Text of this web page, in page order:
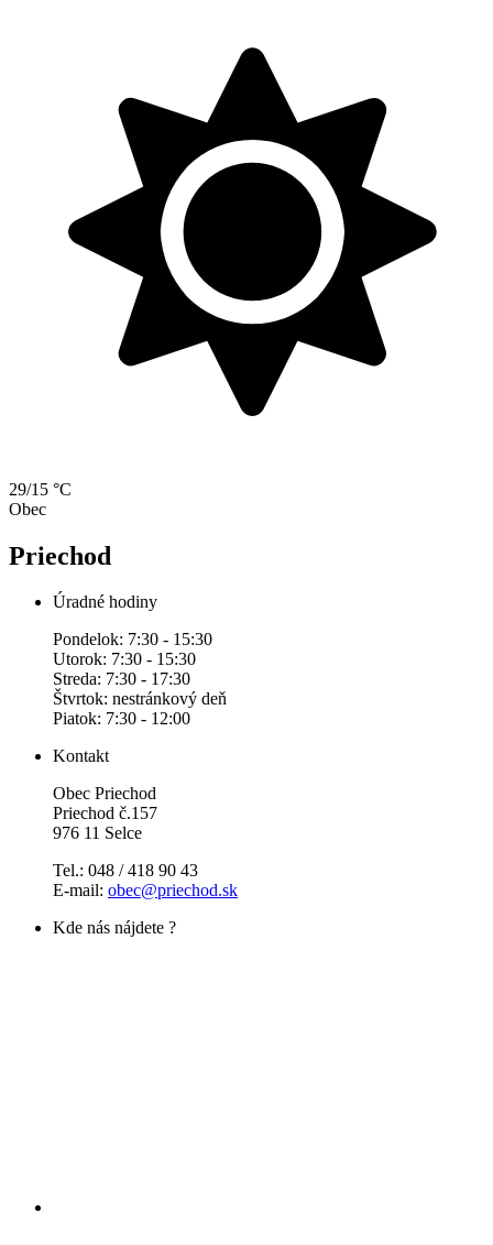
29/15 °C
Obec
Priechod
Úradné hodiny
Pondelok: 7:30 - 15:30
Utorok: 7:30 - 15:30
Streda: 7:30 - 17:30
Štvrtok: nestránkový deň
Piatok: 7:30 - 12:00
Kontakt
Obec Priechod
Priechod č.157
976 11 Selce
Tel.: 048 / 418 90 43
E-mail: obec@priechod.sk
Kde nás nájdete ?